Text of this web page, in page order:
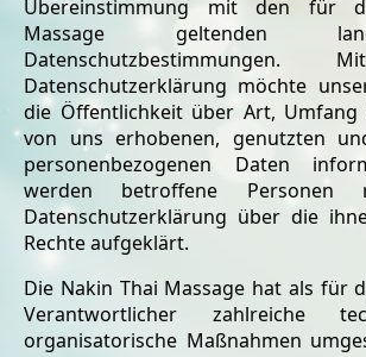
Übereinstimmung mit den für
Massage geltenden
Datenschutzbestimmungen.
Datenschutzerklärung möchte
die Öffentlichkeit über Art,
von uns erhobenen, genutzten
personenbezogenen Daten
werden betroffene Personen
Datenschutzerklärung über die
Rechte aufgeklärt.
Die Nakin Thai Massage hat als für
Verantwortlicher zahlreiche
organisatorische Maßnahmen